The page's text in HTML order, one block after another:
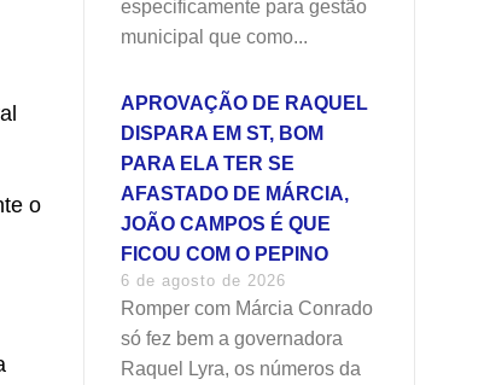
o
especificamente para gestão
municipal que como...
APROVAÇÃO DE RAQUEL
DISPARA EM ST, BOM
PARA ELA TER SE
AFASTADO DE MÁRCIA,
JOÃO CAMPOS É QUE
FICOU COM O PEPINO
6 de agosto de 2026
Romper com Márcia Conrado
só fez bem a governadora
Raquel Lyra, os números da